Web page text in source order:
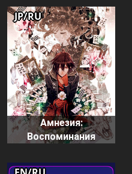
Амнезия:
Воспоминания
JP/RU